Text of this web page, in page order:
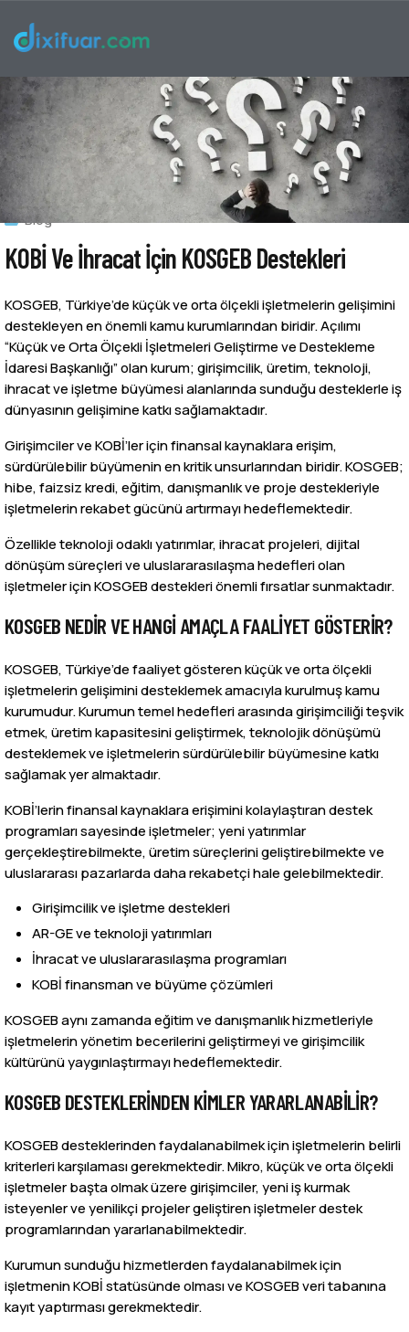
Blog
KOBİ Ve İhracat İçin KOSGEB Destekleri
KOSGEB, Türkiye’de küçük ve orta ölçekli işletmelerin gelişimini
destekleyen en önemli kamu kurumlarından biridir. Açılımı
“Küçük ve Orta Ölçekli İşletmeleri Geliştirme ve Destekleme
İdaresi Başkanlığı” olan kurum; girişimcilik, üretim, teknoloji,
ihracat ve işletme büyümesi alanlarında sunduğu desteklerle iş
dünyasının gelişimine katkı sağlamaktadır.
Girişimciler ve KOBİ’ler için finansal kaynaklara erişim,
sürdürülebilir büyümenin en kritik unsurlarından biridir. KOSGEB;
hibe, faizsiz kredi, eğitim, danışmanlık ve proje destekleriyle
işletmelerin rekabet gücünü artırmayı hedeflemektedir.
Özellikle teknoloji odaklı yatırımlar, ihracat projeleri, dijital
dönüşüm süreçleri ve uluslararasılaşma hedefleri olan
işletmeler için KOSGEB destekleri önemli fırsatlar sunmaktadır.
KOSGEB NEDIR VE HANGI AMAÇLA FAALIYET GÖSTERIR?
KOSGEB, Türkiye’de faaliyet gösteren küçük ve orta ölçekli
işletmelerin gelişimini desteklemek amacıyla kurulmuş kamu
kurumudur. Kurumun temel hedefleri arasında girişimciliği teşvik
etmek, üretim kapasitesini geliştirmek, teknolojik dönüşümü
desteklemek ve işletmelerin sürdürülebilir büyümesine katkı
sağlamak yer almaktadır.
KOBİ’lerin finansal kaynaklara erişimini kolaylaştıran destek
programları sayesinde işletmeler; yeni yatırımlar
gerçekleştirebilmekte, üretim süreçlerini geliştirebilmekte ve
uluslararası pazarlarda daha rekabetçi hale gelebilmektedir.
Girişimcilik ve işletme destekleri
AR-GE ve teknoloji yatırımları
İhracat ve uluslararasılaşma programları
KOBİ finansman ve büyüme çözümleri
KOSGEB aynı zamanda eğitim ve danışmanlık hizmetleriyle
işletmelerin yönetim becerilerini geliştirmeyi ve girişimcilik
kültürünü yaygınlaştırmayı hedeflemektedir.
KOSGEB DESTEKLERINDEN KIMLER YARARLANABILIR?
KOSGEB desteklerinden faydalanabilmek için işletmelerin belirli
kriterleri karşılaması gerekmektedir. Mikro, küçük ve orta ölçekli
işletmeler başta olmak üzere girişimciler, yeni iş kurmak
isteyenler ve yenilikçi projeler geliştiren işletmeler destek
programlarından yararlanabilmektedir.
Kurumun sunduğu hizmetlerden faydalanabilmek için
işletmenin KOBİ statüsünde olması ve KOSGEB veri tabanına
kayıt yaptırması gerekmektedir.